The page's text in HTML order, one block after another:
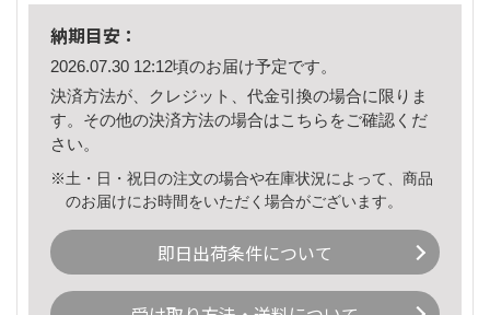
納期目安：
2026.07.30 12:12頃のお届け予定です。
決済方法が、クレジット、代金引換の場合に限りま
す。その他の決済方法の場合はこちら をご確認くだ
さい。
※土・日・祝日の注文の場合や在庫状況によって、商品
のお届けにお時間をいただく場合がございます。
即日出荷条件について